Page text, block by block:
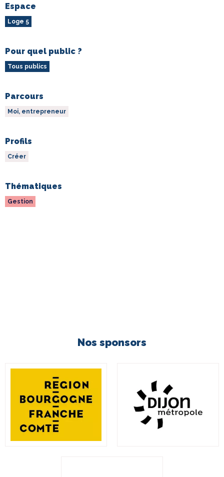
Espace
Loge 5
Pour quel public ?
Tous publics
Parcours
Moi, entrepreneur
Profils
Créer
Thématiques
Gestion
Nos sponsors